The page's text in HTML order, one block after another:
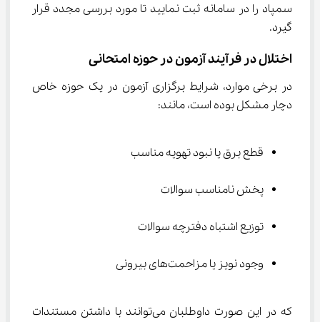
سمپاد را در سامانه ثبت نمایید تا مورد بررسی مجدد قرار
گیرد.
اختلال در فرآیند آزمون در حوزه امتحانی
در برخی موارد، شرایط برگزاری آزمون در یک حوزه خاص
دچار مشکل بوده است، مانند:
قطع برق یا نبود تهویه مناسب
پخش نامناسب سوالات
توزیع اشتباه دفترچه سوالات
وجود نویز یا مزاحمت‌های بیرونی
که در این صورت داوطلبان می‌توانند با داشتن مستندات